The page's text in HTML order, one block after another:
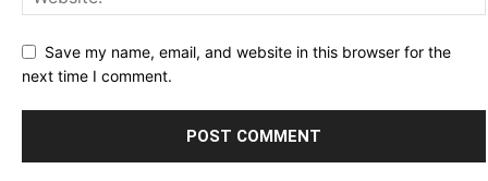
Save my name, email, and website in this browser for the
next time I comment.